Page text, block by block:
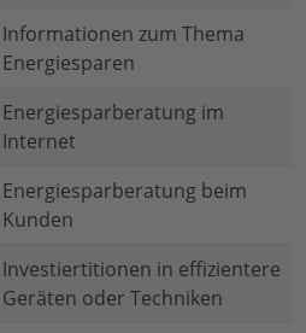
Informationen zum Thema
Energiesparen
Energiesparberatung im
Internet
Energiesparberatung beim
Kunden
Investiertitionen in effizientere
Geräten oder Techniken